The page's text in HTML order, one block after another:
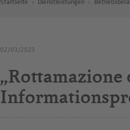
02/03/2023
„Rottamazione